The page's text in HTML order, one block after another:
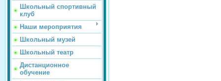
Школьный спортивный
клуб
Наши мероприятия
Школьный музей
Школьный театр
Дистанционное
обучение